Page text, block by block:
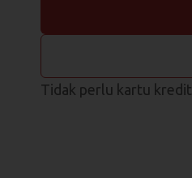
Tidak perlu kartu kredit